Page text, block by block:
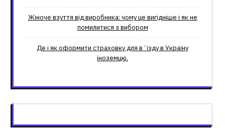
Жіноче взуття від виробника: чому це вигідніше і як не
помилитися з вибором
Де і як оформити страховку для вʼїзду в Україну
іноземцю.